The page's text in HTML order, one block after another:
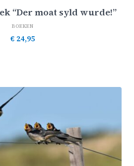
“Der moat syld wurde!”
BOEKEN
€ 24,95